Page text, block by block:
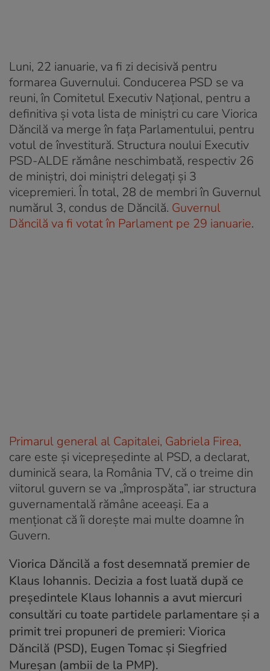
Luni, 22 ianuarie, va fi zi decisivă pentru
formarea Guvernului. Conducerea PSD se va
reuni, în Comitetul Executiv Național, pentru a
definitiva și vota lista de miniștri cu care Viorica
Dăncilă va merge în fața Parlamentului, pentru
votul de învestitură. Structura noului Executiv
PSD-ALDE rămâne neschimbată, respectiv 26
de miniștri, doi miniștri delegați și 3
vicepremieri. În total, 28 de membri în Guvernul
numărul 3, condus de Dăncilă. Guvernul
Dăncilă va fi votat în Parlament pe 29 ianuarie.
Primarul general al Capitalei, Gabriela Firea,
care este și vicepreşedinte al PSD, a declarat,
duminică seara, la România TV, că o treime din
viitorul guvern se va „împrospăta”, iar structura
guvernamentală rămâne aceeaşi. Ea a
menționat că îi dorește mai multe doamne în
Guvern.
Viorica Dăncilă a fost desemnată premier de
Klaus Iohannis. Decizia a fost luată după ce
președintele Klaus Iohannis a avut miercuri
consultări cu toate partidele parlamentare și a
primit trei propuneri de premieri: Viorica
Dăncilă (PSD), Eugen Tomac și Siegfried
Mureșan (ambii de la PMP).